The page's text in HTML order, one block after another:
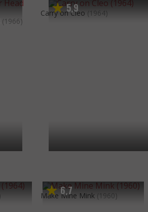
(1966)
5,9
Carry on Cleo (1964)
6,7
Make Mine Mink (1960)